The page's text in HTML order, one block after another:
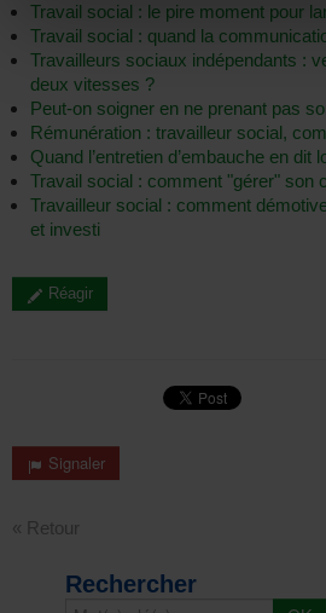
Travail social : le pire moment pour
Travail social : quand la
Travailleurs sociaux indépendants :
deux vitesses ?
Peut-on soigner en ne prenant pas
Rémunération : travailleur social,
Quand l’entretien d’embauche en dit
Travail social : comment "gérer" son
Travailleur social : comment
et investi
Réagir
Signaler
« Retour
Rechercher